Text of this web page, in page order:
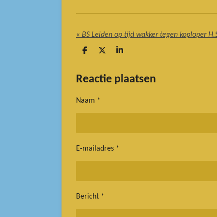
« BS Leiden op tijd wakker tegen koploper
D
e
n
D
l
S
r
e
Reactie plaatsen
Naam *
E-mailadres *
Bericht *